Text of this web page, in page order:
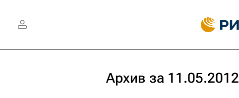
Архив за 11.05.2012